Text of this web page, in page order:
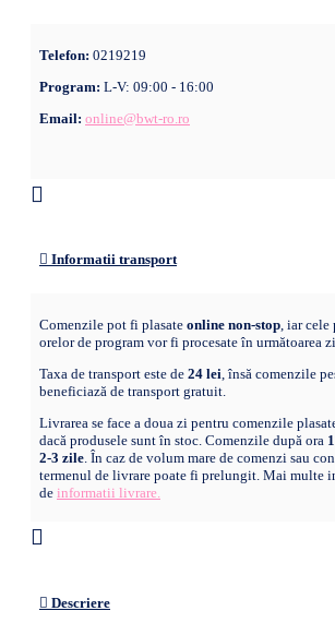
Telefon: 0219219
Program: L-V: 09:00 - 16:00
Email: online@bwt-ro.ro
Informatii transport
Comenzile pot fi plasate online non-stop, iar cele
orelor de program vor fi procesate în următoarea
Taxa de transport este de 24 lei, însă comenzile
beneficiază de transport gratuit.
Livrarea se face a doua zi pentru comenzile
dacă produsele sunt în stoc. Comenzile după ora
2-3 zile. În caz de volum mare de comenzi sau
termenul de livrare poate fi prelungit. Mai multe
de informatii livrare.
Descriere